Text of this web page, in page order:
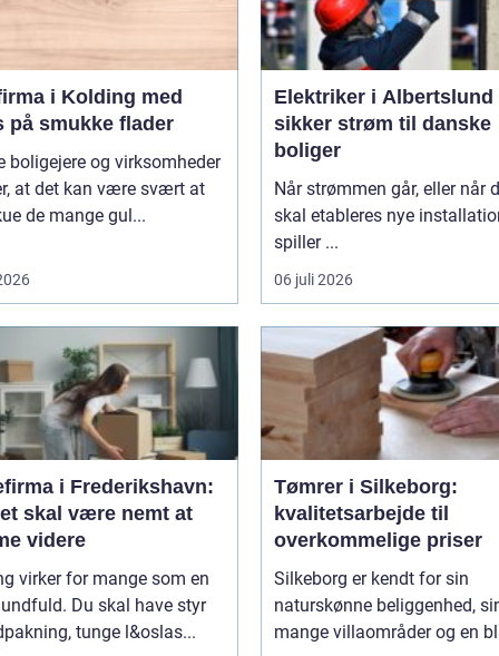
i Kolding med
på smukke flader
boligejere og virksomheder
at det kan være svært at
de mange gul...
Elektriker i Albertslund
sikker strøm til danske
boliger
Når strømmen går, eller når
skal etableres nye
spiller ...
06 juli 2026
i Frederikshavn:
skal være nemt at
videre
virker for mange som en
Du skal have styr
tunge l&oslas...
Tømrer i Silkeborg:
kvalitetsarbejde til
overkommelige priser
Silkeborg er kendt for sin
naturskønne beliggenhed,
mange villaområder og en